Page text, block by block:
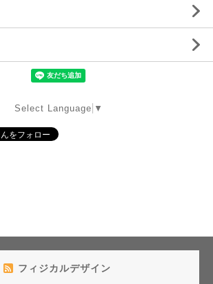
Select Language ▼
フィジカルデザイン